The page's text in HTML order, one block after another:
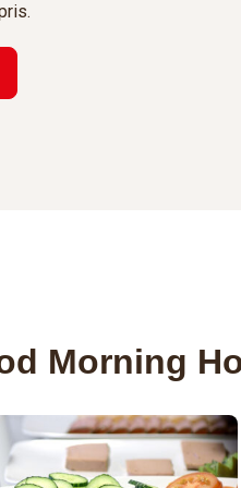
Morning